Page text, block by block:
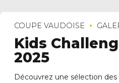
COUPE VAUDOISE
Kids
2025
Découvrez une sélection